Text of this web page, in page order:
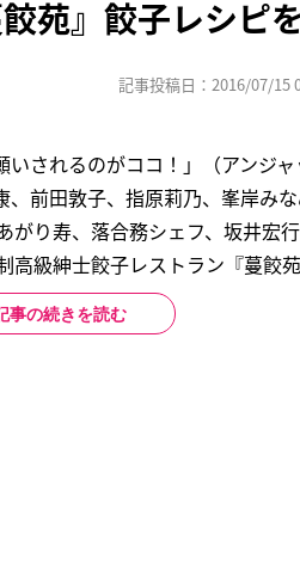
苑』餃子レシピ
記事投稿日：2016/07/15
いされるのがココ！」（アンジ
前田敦子、指原莉乃、峯岸み
がり寿、落合務シェフ、坂井宏
高級紳士餃子レストラン『蔓餃
事の続きを読む